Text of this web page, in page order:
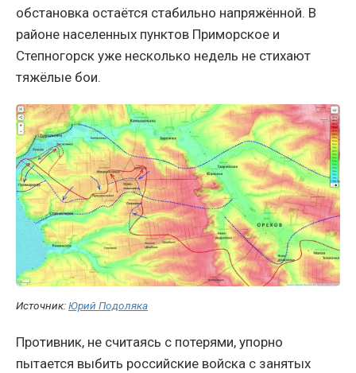
обстановка остаётся стабильно напряжённой. В
районе населенных пунктов Приморское и
Степногорск уже несколько недель не стихают
тяжёлые бои.
Источник:Юрий Подоляка
Противник, не считаясь с потерями, упорно
пытается выбить российские войска с занятых